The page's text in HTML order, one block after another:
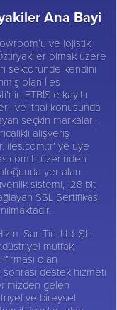
Ana Bayi
ve lojistik
olmak üzere
sektöründe kendini
olan İles
ETBİS'e kayıtlı
ve ithal konusunda
seçkin markaları,
alışveriş
iles.com.tr' ye üye
üzerinden
yer alan
sistemi, 128 bit
SSL Sertifikası
San.Tic. Ltd. Şti,
mutfak
olan
sonrası destek hizmeti
gelen
ve bireysel